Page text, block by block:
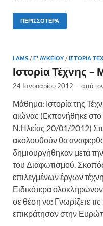
ΠΕΡΙΣΣΌΤΕΡΑ
LAMS /Γ' ΛΥΚΕΊΟΥ /ΙΣΤΟΡΊΑ
Ιστορία Τέχνης
24 Ιανουαρίου 2012 - από
Μάθημα: Ιστορία της
αιώνας (Eκπονήθηκε
Ν.Ηλείας 20/01/2012)
ακολουθούν θα
δημιουργήθηκαν μετά
του Διαφωτισμού.
επιλεγμένων έργων
Ειδικότερα
σε θέση να: Γνωρίζετε
επικράτησαν στην